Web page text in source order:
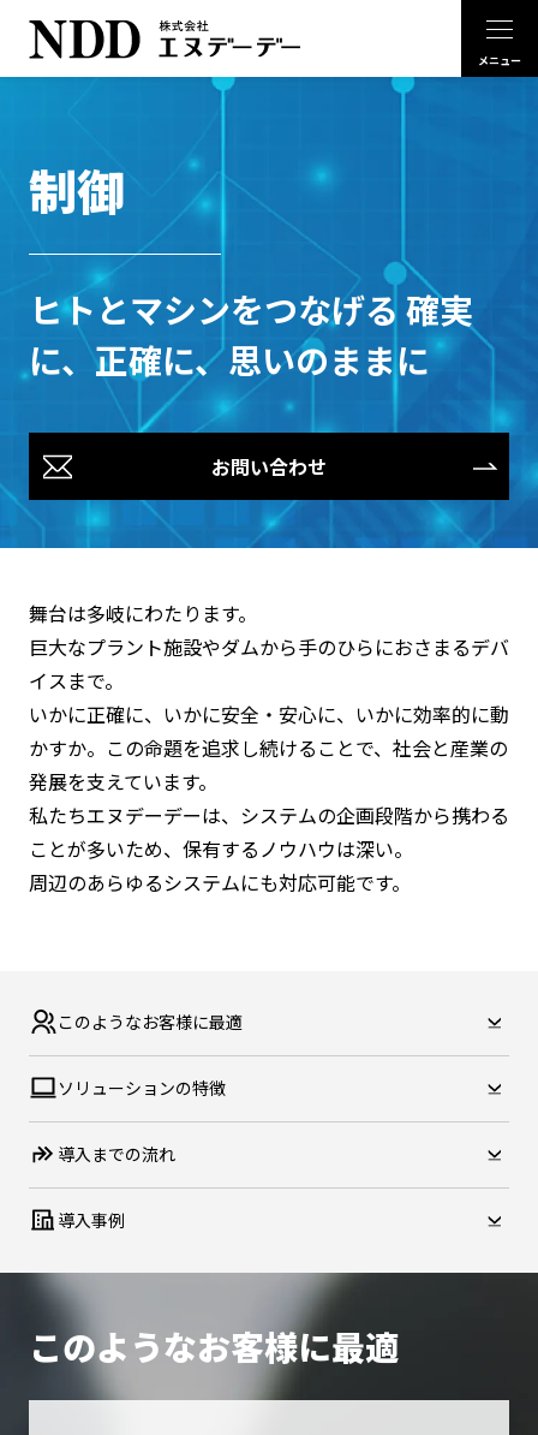
制御
ヒトとマシンをつなげる 確実
に、正確に、思いのままに
お問い合わせ
舞台は多岐にわたります。
巨大なプラント施設やダムから手のひらにおさまるデバ
イスまで。
いかに正確に、いかに安全・安心に、いかに効率的に動
かすか。この命題を追求し続けることで、社会と産業の
発展を支えています。
私たちエヌデーデーは、システムの企画段階から携わる
ことが多いため、保有するノウハウは深い。
周辺のあらゆるシステムにも対応可能です。
このようなお客様に最適
ソリューションの特徴
導入までの流れ
導入事例
このようなお客様に最適